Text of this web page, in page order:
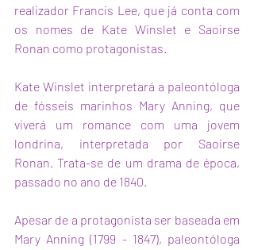
realizador Francis Lee, que já conta com
os nomes de Kate Winslet e Saoirse
Ronan como protagonistas.
Kate Winslet interpretará a paleontóloga
de fósseis marinhos Mary Anning, que
viverá um romance com uma jovem
londrina, interpretada por Saoirse
Ronan. Trata-se de um drama de época,
passado no ano de 1840.
Apesar de a protagonista ser baseada em
Mary Anning (1799 - 1847), paleontóloga